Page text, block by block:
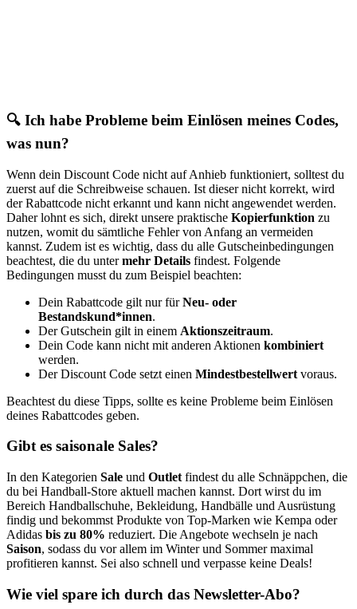
🔍 Ich habe Probleme beim Einlösen meines Codes,
was nun?
Wenn dein Discount Code nicht auf Anhieb funktioniert, solltest du
zuerst auf die Schreibweise schauen. Ist dieser nicht korrekt, wird
der Rabattcode nicht erkannt und kann nicht angewendet werden.
Daher lohnt es sich, direkt unsere praktische Kopierfunktion zu
nutzen, womit du sämtliche Fehler von Anfang an vermeiden
kannst. Zudem ist es wichtig, dass du alle Gutscheinbedingungen
beachtest, die du untermehr Details findest. Folgende
Bedingungen musst du zum Beispiel beachten:
Dein Rabattcode gilt nur fürNeu- oder
Bestandskund*innen.
Der Gutschein gilt in einem Aktionszeitraum.
Dein Code kann nicht mit anderen Aktionen kombiniert
werden.
Der Discount Code setzt einen Mindestbestellwert voraus.
Beachtest du diese Tipps, sollte es keine Probleme beim Einlösen
deines Rabattcodes geben.
Gibt es saisonale Sales?
In den Kategorien Sale und Outlet findest du alle Schnäppchen, die
du bei Handball-Store aktuell machen kannst. Dort wirst du im
Bereich Handballschuhe, Bekleidung, Handbälle und Ausrüstung
findig und bekommst Produkte von Top-Marken wie Kempa oder
Adidas bis zu 80% reduziert. Die Angebote wechseln je nach
Saison, sodass du vor allem im Winter und Sommer maximal
profitieren kannst. Sei also schnell und verpasse keine Deals!
Wie viel spare ich durch das Newsletter-Abo?